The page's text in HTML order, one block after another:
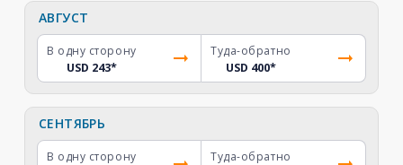
АВГУСТ
В одну сторону
USD 243*
Туда-обратно
USD 400*
СЕНТЯБРЬ
В одну сторону
Туда-обратно